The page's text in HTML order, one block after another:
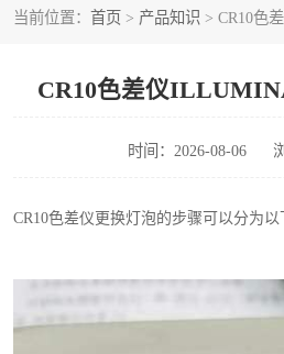
当前位置： 首页 > 产品知识 > CR10色
CR10色差仪
时间：2026-08-06
CR10色差仪更换灯泡的步骤可以分为以
3nh分光测色仪
光泽度仪
炉温仪维修